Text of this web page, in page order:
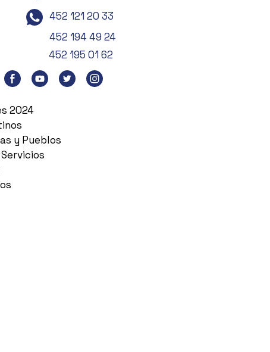
452 121 20 33
452 194 49 24
452 195 01 62
2024
y Pueblos